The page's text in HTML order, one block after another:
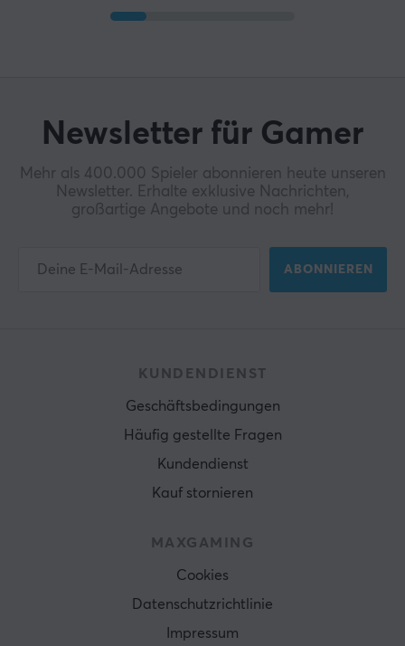
Newsletter für Gamer
Mehr als 400.000 Spieler abonnieren heute unseren
Newsletter. Erhalte exklusive Nachrichten,
großartige Angebote und noch mehr!
ABONNIEREN
KUNDENDIENST
Geschäftsbedingungen
Häufig gestellte Fragen
Kundendienst
Kauf stornieren
MAXGAMING
Cookies
Datenschutzrichtlinie
Impressum